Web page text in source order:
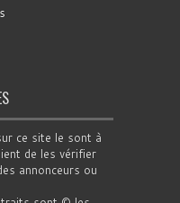
ce site le sont à
de les vérifier
annonceurs ou